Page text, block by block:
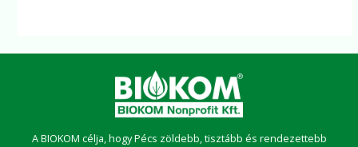
A BIOKOM célja, hogy Pécs zöldebb, tisztább és rendezettebb